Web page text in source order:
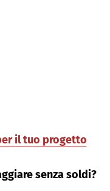
il tuo progetto
senza soldi?